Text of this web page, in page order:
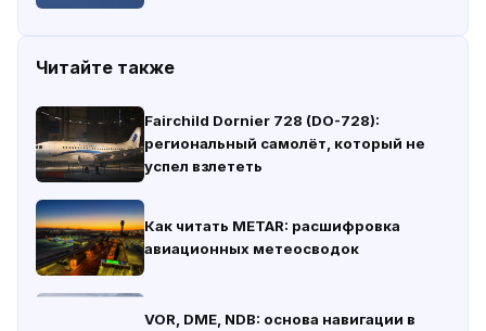
Читайте также
Fairchild Dornier 728 (DO-728):
региональный самолёт, который не
успел взлететь
Как читать METAR: расшифровка
авиационных метеосводок
VOR, DME, NDB: основа навигации в